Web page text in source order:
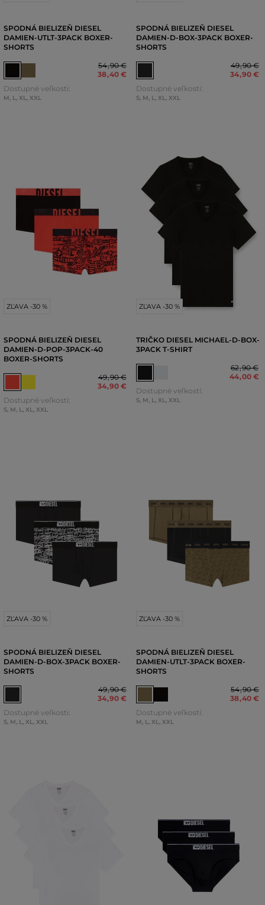
SPODNÁ BIELIZEŇ DIESEL
DAMIEN-UTLT-3PACK BOXER-
SHORTS
54,90 €
38,40 €
Dostupné veľkosti:
M, L, XL, XXL
SPODNÁ BIELIZEŇ DIESEL
DAMIEN-D-BOX-3PACK BOXER-
SHORTS
49,90 €
34,90 €
Dostupné veľkosti:
S, M, L, XL, XXL
ZĽAVA -30 %
SPODNÁ BIELIZEŇ DIESEL
DAMIEN-D-POP-3PACK-40
BOXER-SHORTS
49,90 €
34,90 €
Dostupné veľkosti:
S, M, L, XL, XXL
ZĽAVA -30 %
TRIČKO DIESEL MICHAEL-D-BOX-
3PACK T-SHIRT
62,90 €
44,00 €
Dostupné veľkosti:
S, M, L, XL, XXL
ZĽAVA -30 %
SPODNÁ BIELIZEŇ DIESEL
DAMIEN-D-BOX-3PACK BOXER-
SHORTS
49,90 €
34,90 €
Dostupné veľkosti:
S, M L XL XXL
ZĽAVA -30 %
SPODNÁ BIELIZEŇ DIESEL
DAMIEN-UTLT-3PACK BOXER-
SHORTS
54,90 €
38,40 €
Dostupné veľkosti:
M L XL XXL